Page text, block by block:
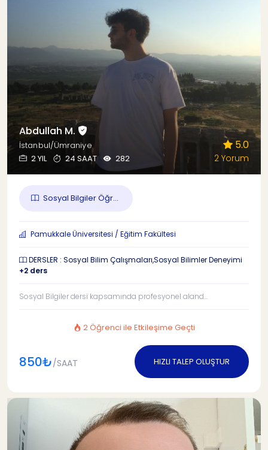
Abdullah M.
İstanbul/Ümraniye
2 YIL
24 SAAT 282
5.0
2 Yorum
Sosyal Bilgiler Öğr...
Pamukkale Üniversitesi / Eğitim Fakültesi
DERSLER : Sosyal Bilim Çalışmaları,Sosyal Bilimler Deneyimi
+2 ders
Sosyal Bilgiler dersi kapsamında profesyonel aland...
2 Öğrenci ile Etkileşime Geçti
850₺/SAAT HIZLI TALEP OLUŞTUR